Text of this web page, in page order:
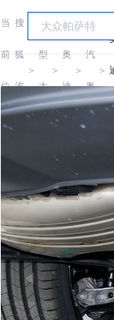
当
前
位
置:
搜
狐
汽
＞
车
型
大
＞
奥
迪
＞
一
汽
奥
迪
＞